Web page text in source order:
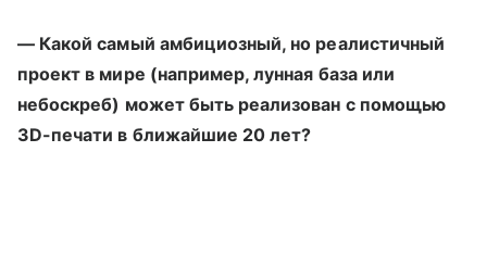
— Какой самый амбициозный, но реалистичный
проект в мире (например, лунная база или
небоскреб) может быть реализован с помощью
3D-печати в ближайшие 20 лет?